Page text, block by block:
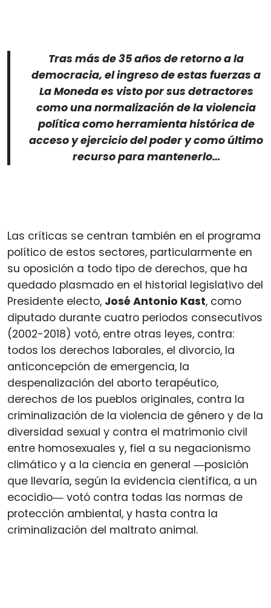
Tras más de 35 años de retorno a la
democracia, el ingreso de estas fuerzas a
La Moneda es visto por sus detractores
como una normalización de la violencia
política como herramienta histórica de
acceso y ejercicio del poder y como último
recurso para mantenerlo…
Las críticas se centran también en el programa
político de estos sectores, particularmente en
su oposición a todo tipo de derechos, que ha
quedado plasmado en el historial legislativo del
Presidente electo, José Antonio Kast, como
diputado durante cuatro periodos consecutivos
(2002-2018) votó, entre otras leyes, contra:
todos los derechos laborales, el divorcio, la
anticoncepción de emergencia, la
despenalización del aborto terapéutico,
derechos de los pueblos originales, contra la
criminalización de la violencia de género y de la
diversidad sexual y contra el matrimonio civil
entre homosexuales y, fiel a su negacionismo
climático y a la ciencia en general ―posición
que llevaría, según la evidencia científica, a un
ecocidio― votó contra todas las normas de
protección ambiental, y hasta contra la
criminalización del maltrato animal.